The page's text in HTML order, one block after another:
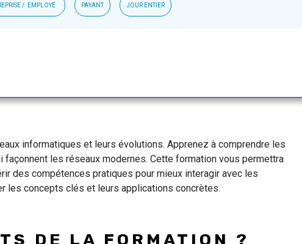
EMPLOYÉ PAYANT JOUR ENTIER
informatiques et leurs évolutions. Apprenez à comprendre les
les réseaux modernes. Cette formation vous permettra
des compétences pratiques pour mieux interagir avec les
les concepts clés et leurs applications concrètes.
DE LA FORMATION ?